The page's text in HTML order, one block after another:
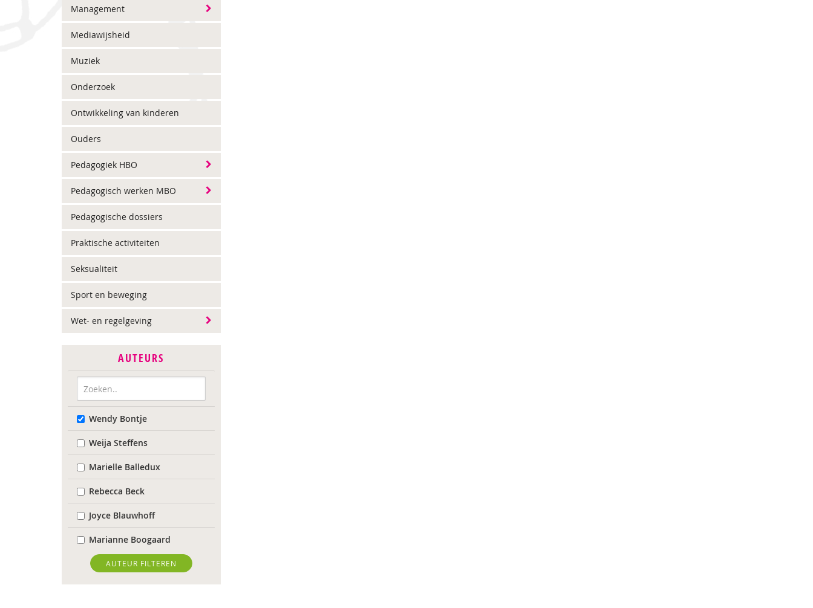
Management
Mediawijsheid
Muziek
Onderzoek
Ontwikkeling van kinderen
Ouders
Pedagogiek HBO
Pedagogisch werken MBO
Pedagogische dossiers
Praktische activiteiten
Seksualiteit
Sport en beweging
Wet- en regelgeving
AUTEURS
Wendy Bontje
Weija Steffens
Marielle Balledux
Rebecca Beck
Joyce Blauwhoff
Marianne Boogaard
Rhodé van den Born
Caroline Boudry
AUTEUR FILTEREN